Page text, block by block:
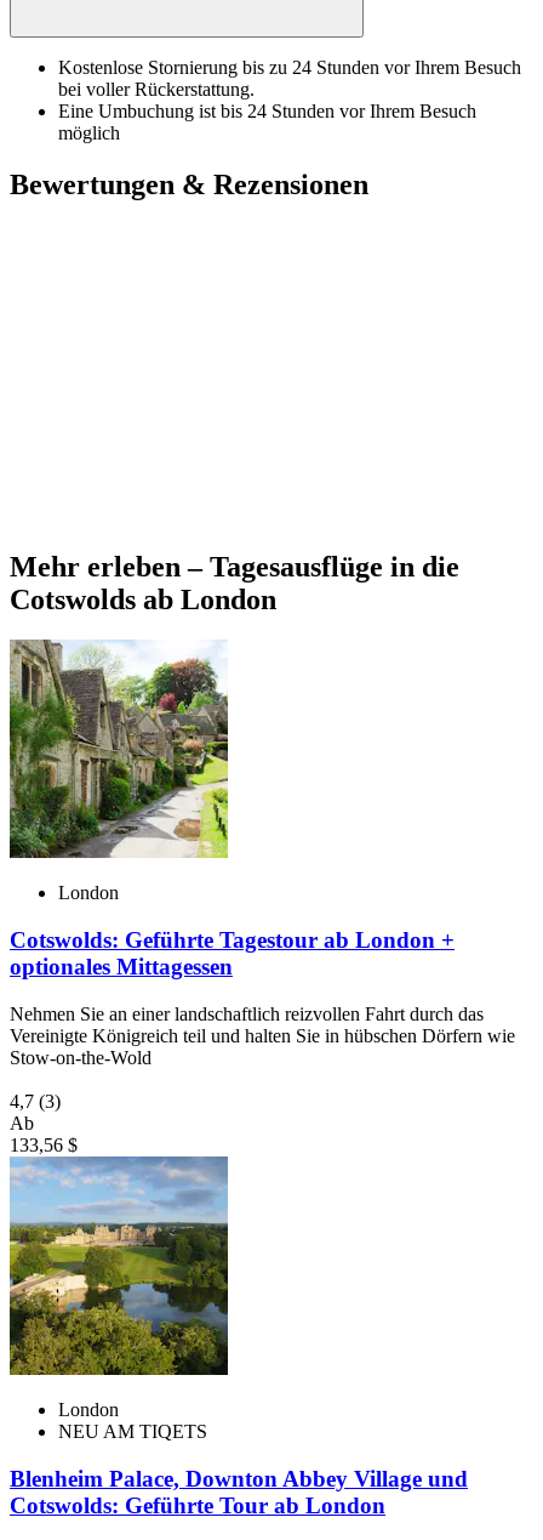
Kostenlose Stornierung bis zu 24 Stunden vor Ihrem Besuch
bei voller Rückerstattung.
Eine Umbuchung ist bis 24 Stunden vor Ihrem Besuch
möglich
Bewertungen & Rezensionen
Mehr erleben – Tagesausflüge in die
Cotswolds ab London
London
Cotswolds: Geführte Tagestour ab London +
optionales Mittagessen
Nehmen Sie an einer landschaftlich reizvollen Fahrt durch das
Vereinigte Königreich teil und halten Sie in hübschen Dörfern wie
Stow-on-the-Wold
4,7 (3)
Ab
133,56 $
London
NEU AM TIQETS
Blenheim Palace, Downton Abbey Village und
Cotswolds: Geführte Tour ab London